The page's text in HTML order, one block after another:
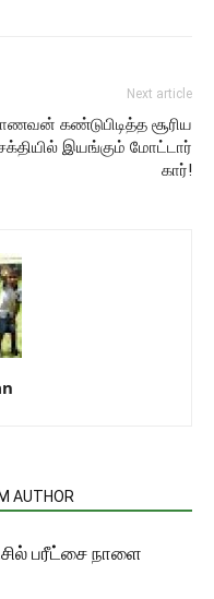
Next article
கண்டுபிடித்த சூரிய
இயங்கும் மோட்டார்
கார்!
AUTHOR
பரீட்சை நாளை